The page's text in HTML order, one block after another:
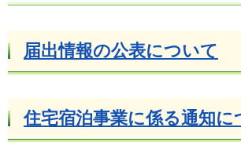
届出情報の公表について
住宅宿泊事業に係る通知に